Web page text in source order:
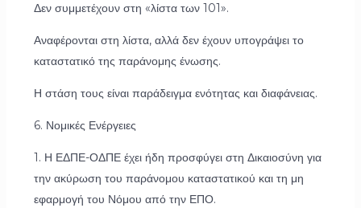
Δεν συμμετέχουν στη «λίστα των 101».
Αναφέρονται στη λίστα, αλλά δεν έχουν υπογράψει το
καταστατικό της παράνομης ένωσης.
Η στάση τους είναι παράδειγμα ενότητας και διαφάνειας.
6. Νομικές Ενέργειες
1. Η ΕΔΠΕ-ΟΔΠΕ έχει ήδη προσφύγει στη Δικαιοσύνη για
την ακύρωση του παράνομου καταστατικού και τη μη
εφαρμογή του Νόμου από την ΕΠΟ.